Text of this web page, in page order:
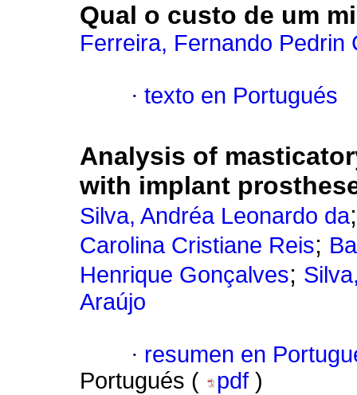
Qual o custo de um
Ferreira, Fernando Pedrin
· texto en Portugués
Analysis of
with implant
Silva, Andréa Leonardo da
Carolina Cristiane Reis;
Henrique Gonçalves;
Araújo
· resumen en
Portugués (
pdf )